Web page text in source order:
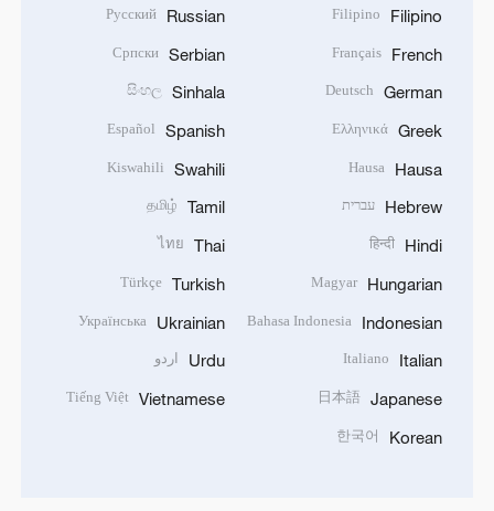
Filipino
Filipino
French
Français
German
Deutsch
Greek
Ελληνικά
Hausa
Hausa
Hebrew עברית
Hindi
हिन्दी
Hungarian
Magyar
Indonesian
Bahasa Indonesia
Italian
Italiano
Japanese
日本語
Korean
한국어
Russian
Русский
Serbian
Српски
Sinhala
සිංහල
Spanish
Español
Swahili
Kiswahili
Tamil
தமிழ்
Thai
ไทย
Turkish
Türkçe
Ukrainian
Українська
Urdu اردو
Vietnamese
Tiếng Việt